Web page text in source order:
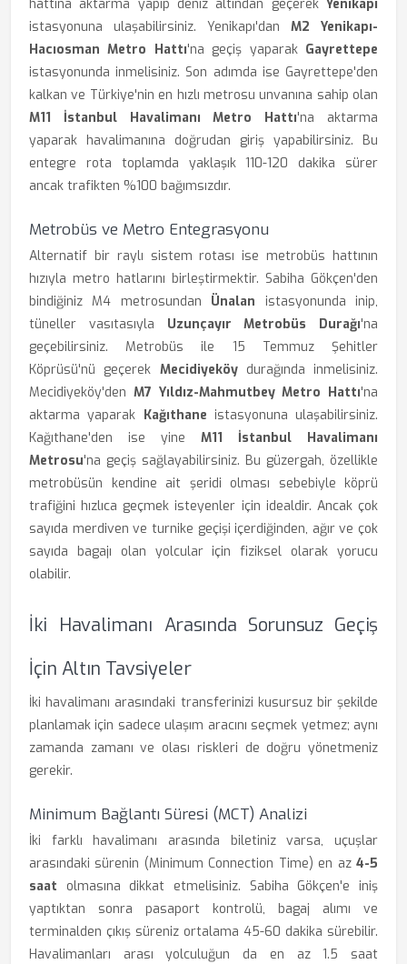
hattına aktarma yapıp deniz altından geçerek Yenikapı
istasyonuna ulaşabilirsiniz. Yenikapı'dan M2 Yenikapı-
Hacıosman Metro Hattı'na geçiş yaparak Gayrettepe
istasyonunda inmelisiniz. Son adımda ise Gayrettepe'den
kalkan ve Türkiye'nin en hızlı metrosu unvanına sahip olan
M11 İstanbul Havalimanı Metro Hattı'na aktarma
yaparak havalimanına doğrudan giriş yapabilirsiniz. Bu
entegre rota toplamda yaklaşık 110-120 dakika sürer
ancak trafikten %100 bağımsızdır.
Metrobüs ve Metro Entegrasyonu
Alternatif bir raylı sistem rotası ise metrobüs hattının
hızıyla metro hatlarını birleştirmektir. Sabiha Gökçen'den
bindiğiniz M4 metrosundan Ünalan istasyonunda inip,
tüneller vasıtasıyla Uzunçayır Metrobüs Durağı'na
geçebilirsiniz. Metrobüs ile 15 Temmuz Şehitler
Köprüsü'nü geçerek Mecidiyeköydurağında inmelisiniz.
Mecidiyeköy'den M7 Yıldız-Mahmutbey Metro Hattı'na
aktarma yaparak Kağıthane istasyonuna ulaşabilirsiniz.
Kağıthane'den ise yine M11 İstanbul Havalimanı
Metrosu'na geçiş sağlayabilirsiniz. Bu güzergah, özellikle
metrobüsün kendine ait şeridi olması sebebiyle köprü
trafiğini hızlıca geçmek isteyenler için idealdir. Ancak çok
sayıda merdiven ve turnike geçişi içerdiğinden, ağır ve çok
sayıda bagajı olan yolcular için fiziksel olarak yorucu
olabilir.
İki Havalimanı Arasında Sorunsuz Geçiş
İçin Altın Tavsiyeler
İki havalimanı arasındaki transferinizi kusursuz bir şekilde
planlamak için sadece ulaşım aracını seçmek yetmez; aynı
zamanda zamanı ve olası riskleri de doğru yönetmeniz
gerekir.
Minimum Bağlantı Süresi (MCT) Analizi
İki farklı havalimanı arasında biletiniz varsa, uçuşlar
arasındaki sürenin (Minimum Connection Time) en az 4-5
saat olmasına dikkat etmelisiniz. Sabiha Gökçen'e iniş
yaptıktan sonra pasaport kontrolü, bagaj alımı ve
terminalden çıkış süreniz ortalama 45-60 dakika sürebilir.
Havalimanları arası yolculuğun da en az 1.5 saat